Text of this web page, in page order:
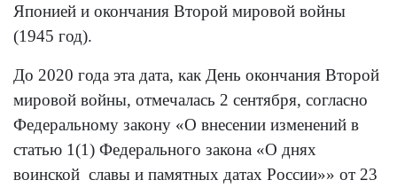
Японией и окончания Второй мировой войны
(1945 год).
До 2020 года эта дата, как День окончания Второй
мировой войны, отмечалась 2 сентября, согласно
Федеральному закону «О внесении изменений в
статью 1(1) Федерального закона «О днях
воинской славы и памятных датах России»» от 23